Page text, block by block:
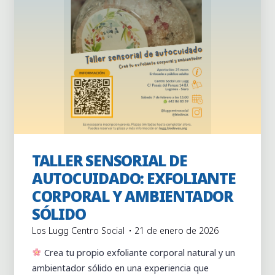
Actividades Actividades puntuales
TALLER SENSORIAL DE
AUTOCUIDADO: EXFOLIANTE
CORPORAL Y AMBIENTADOR
SÓLIDO
Los Lugg Centro Social
21 de enero de 2026
Crea tu propio exfoliante corporal natural y un
ambientador sólido en una experiencia que